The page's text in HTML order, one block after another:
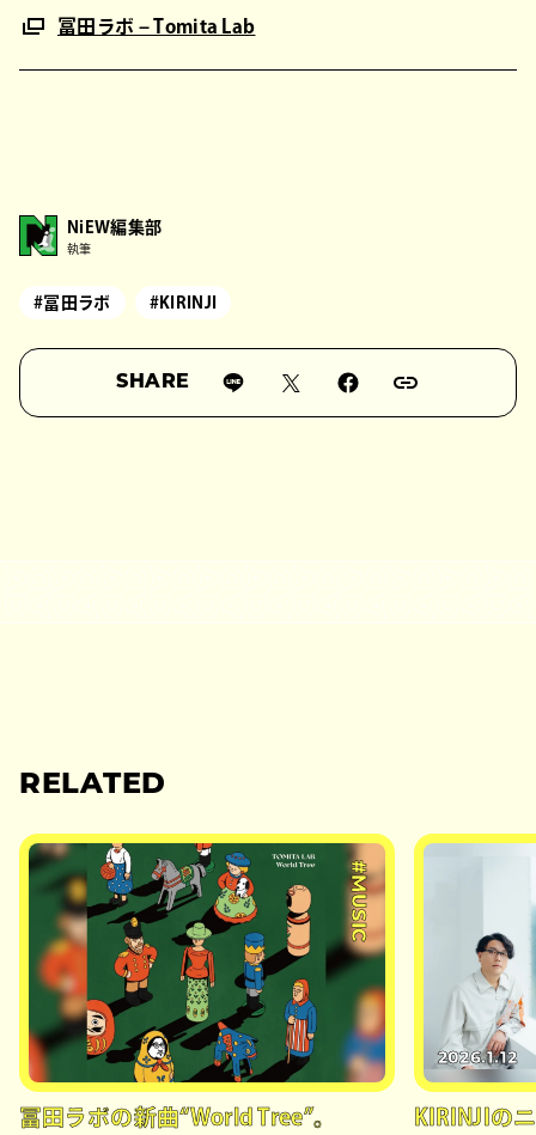
冨田ラボ – Tomita Lab
NiEW編集部
執筆
#冨田ラボ #KIRINJI
SHARE
RELATED
#MUSIC
冨田ラボの新曲“World Tree”。
2026.1.12
KIRINJIの